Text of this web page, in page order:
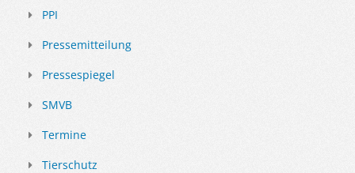
PPI
Pressemitteilung
Pressespiegel
SMVB
Termine
Tierschutz